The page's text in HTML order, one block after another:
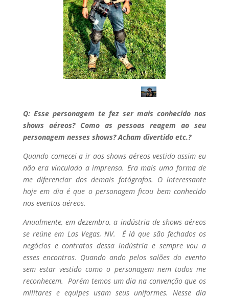
Q: Esse personagem te fez ser mais conhecido nos
shows aéreos? Como as pessoas reagem ao seu
personagem nesses shows? Acham divertido etc.?
Quando comecei a ir aos shows aéreos vestido assim eu
não era vinculado a imprensa. Era mais uma forma de
me diferenciar dos demais fotógrafos. O interessante
hoje em dia é que o personagem ficou bem conhecido
nos eventos aéreos.
Anualmente, em dezembro, a indústria de shows aéreos
se reúne em Las Vegas, NV. É lá que são fechados os
negócios e contratos dessa indústria e sempre vou a
esses encontros. Quando ando pelos salões do evento
sem estar vestido como o personagem nem todos me
reconhecem. Porém temos um dia na convenção que os
militares e equipes usam seus uniformes. Nesse dia